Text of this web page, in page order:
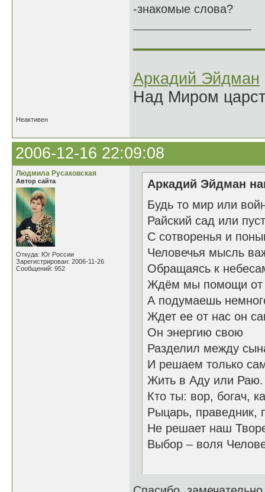
-знакомые слова?
Аркадий Эйдман
Над Миром
Неактивен
2006-12-16 22:09:08
Людмила Русаковская
Автор сайта
Откуда: Юг России
Зарегистрирован: 2006-11-26
Сообщений: 952
Аркадий Эйдман
Будь то мир или
Райский сад или
С сотворенья и
Человечья мысль
Обращаясь к
Ждём мы помощи от
А подумаешь
Ждет ее от нас он
Он энергию свою
Разделил между
И решаем только
Жить в Аду или Раю.
Кто ты: вор, богач,
Рыцарь, праведник,
Не решает наш
Выбор – воля